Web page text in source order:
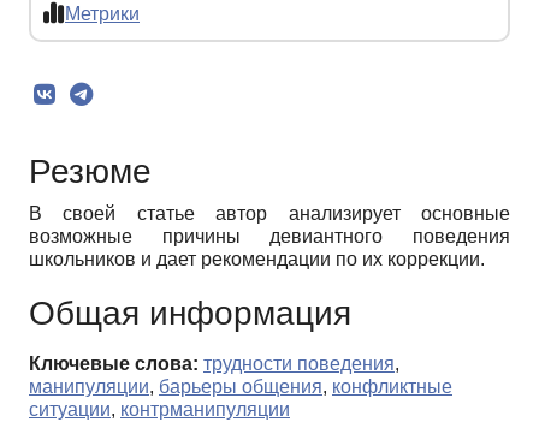
Метрики
Резюме
В своей статье автор анализирует основные
возможные причины девиантного поведения
школьников и дает рекомендации по их коррекции.
Общая информация
Ключевые слова: трудности поведения,
манипуляции, барьеры общения, конфликтные
ситуации, контрманипуляции